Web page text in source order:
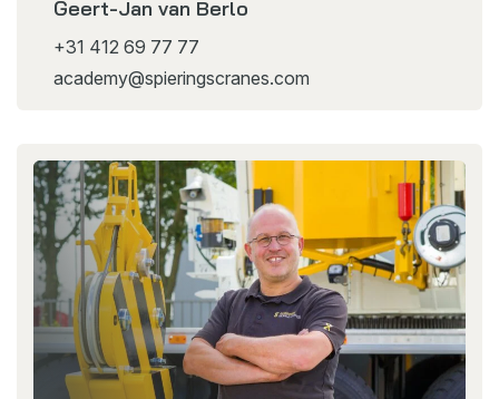
Geert-Jan van Berlo
+31 412 69 77 77
academy@spieringscranes.com